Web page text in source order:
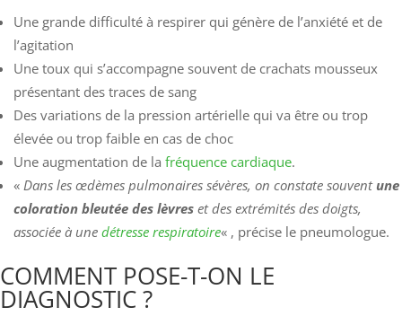
Une grande difficulté à respirer qui génère de l’anxiété et de
l’agitation
Une toux qui s’accompagne souvent de crachats mousseux
présentant des traces de sang
Des variations de la pression artérielle qui va être ou trop
élevée ou trop faible en cas de choc
Une augmentation de la fréquence cardiaque.
« Dans les œdèmes pulmonaires sévères, on constate souventune
coloration bleutée des lèvres et des extrémités des doigts,
associée à une détresse respiratoire« , précise le pneumologue.
COMMENT POSE-T-ON LE
DIAGNOSTIC ?